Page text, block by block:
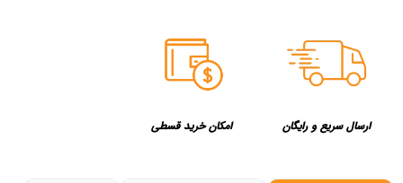
ارسال سریع و رایگان امکان خرید قسطی